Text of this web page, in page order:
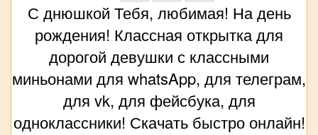
С днюшкой Тебя, любимая! На день
рождения! Классная открытка для
дорогой девушки с классными
миньонами для whatsApp, для телеграм,
для vk, для фейсбука, для
одноклассники! Скачать быстро онлайн!